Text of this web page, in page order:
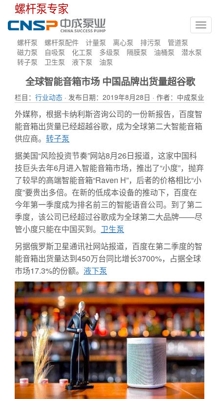
螺杆泵专家
螺杆泵 螺杆泵配件 计量泵 离心泵 排污泵
管道泵
磁力泵
自吸泵 化工泵 多级泵 隔膜泵 油桶泵
潜水泵
转子泵
卫生泵 液下泵 油泵
全球智能音箱市场 中国品牌出货量超谷歌
栏目： 行业动态 · 发布日期：2019年8月28日 · 作者：中成泵业
外媒称，根据卡纳利斯咨询公司的一份新报告，百度智
能音箱出货量已经超越谷歌，成为全球第二大智能音箱
供应商。 转子泵
据美国“风险投资节奏”网站8月26日报道，这家中国科
技巨头去年6月进入智能音箱市场，推出了“小度”，抛弃
了较早的高端智能音箱“Raven H”，后者的价格相比“小
度”要贵出多倍。在新的低成本设备的推动下，百度在
今年第一季度成为排名前三的智能语音公司。到了第二
季度，该公司已经超过谷歌成为全球第二大品牌——尽
管小度只能在中国买到。 卫生泵
另据俄罗斯卫星通讯社网站报道，百度在第二季度的智
能音箱出货量达到450万台同比增长3700%，占据全球
市场17.3%的份额。 液下泵